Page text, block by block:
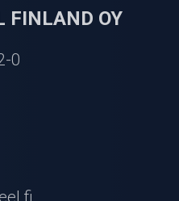
FINLAND OY
0